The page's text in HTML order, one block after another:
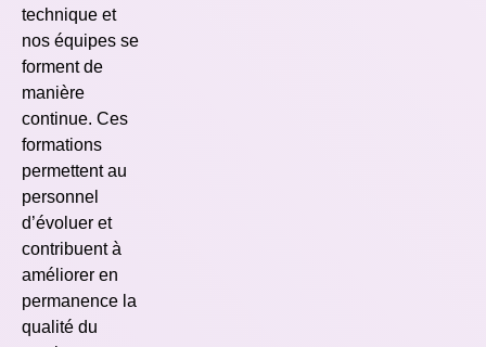
technique et
nos équipes se
forment de
manière
continue. Ces
formations
permettent au
personnel
d’évoluer et
contribuent à
améliorer en
permanence la
qualité du